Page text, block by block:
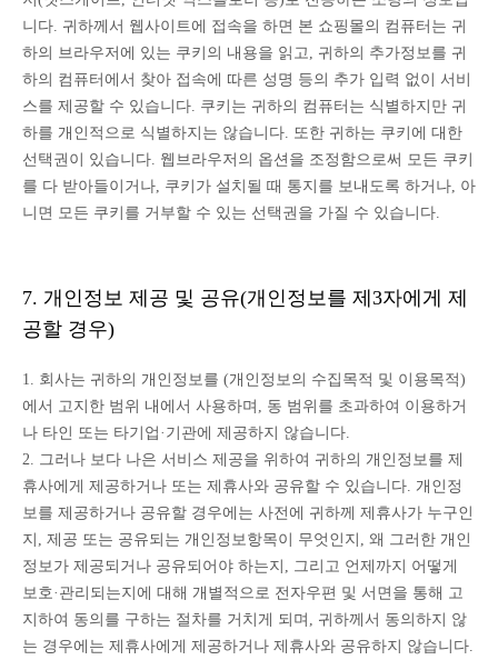
니다. 귀하께서 웹사이트에 접속을 하면 본 쇼핑몰의 컴퓨터는 귀
하의 브라우저에 있는 쿠키의 내용을 읽고, 귀하의 추가정보를 귀
하의 컴퓨터에서 찾아 접속에 따른 성명 등의 추가 입력 없이 서비
스를 제공할 수 있습니다. 쿠키는 귀하의 컴퓨터는 식별하지만 귀
하를 개인적으로 식별하지는 않습니다. 또한 귀하는 쿠키에 대한
선택권이 있습니다. 웹브라우저의 옵션을 조정함으로써 모든 쿠키
를 다 받아들이거나, 쿠키가 설치될 때 통지를 보내도록 하거나, 아
니면 모든 쿠키를 거부할 수 있는 선택권을 가질 수 있습니다.
7. 개인정보 제공 및 공유(개인정보를 제3자에게 제
공할 경우)
1. 회사는 귀하의 개인정보를 (개인정보의 수집목적 및 이용목적)
에서 고지한 범위 내에서 사용하며, 동 범위를 초과하여 이용하거
나 타인 또는 타기업·기관에 제공하지 않습니다.
2. 그러나 보다 나은 서비스 제공을 위하여 귀하의 개인정보를 제
휴사에게 제공하거나 또는 제휴사와 공유할 수 있습니다. 개인정
보를 제공하거나 공유할 경우에는 사전에 귀하께 제휴사가 누구인
지, 제공 또는 공유되는 개인정보항목이 무엇인지, 왜 그러한 개인
정보가 제공되거나 공유되어야 하는지, 그리고 언제까지 어떻게
보호·관리되는지에 대해 개별적으로 전자우편 및 서면을 통해 고
지하여 동의를 구하는 절차를 거치게 되며, 귀하께서 동의하지 않
는 경우에는 제휴사에게 제공하거나 제휴사와 공유하지 않습니다.